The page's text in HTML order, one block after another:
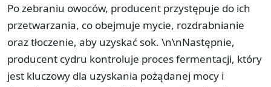
Po zebraniu owoców, producent przystępuje do ich
przetwarzania, co obejmuje mycie, rozdrabnianie
oraz tłoczenie, aby uzyskać sok. \n\nNastępnie,
producent cydru kontroluje proces fermentacji, który
jest kluczowy dla uzyskania pożądanej mocy i